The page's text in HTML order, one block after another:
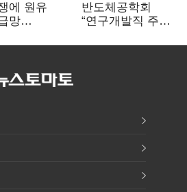
에 원유
망
, 에너지안보
반도체공학회
“연구개발직 주
개선해야”